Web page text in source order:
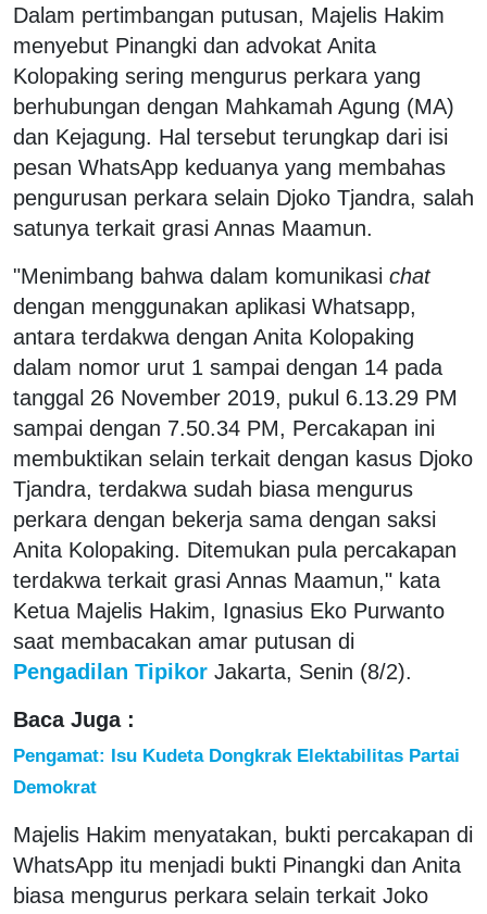
Dalam pertimbangan putusan, Majelis Hakim
menyebut Pinangki dan advokat Anita
Kolopaking sering mengurus perkara yang
berhubungan dengan Mahkamah Agung (MA)
dan Kejagung. Hal tersebut terungkap dari isi
pesan WhatsApp keduanya yang membahas
pengurusan perkara selain Djoko Tjandra, salah
satunya terkait grasi Annas Maamun.
"Menimbang bahwa dalam komunikasi chat
dengan menggunakan aplikasi Whatsapp,
antara terdakwa dengan Anita Kolopaking
dalam nomor urut 1 sampai dengan 14 pada
tanggal 26 November 2019, pukul 6.13.29 PM
sampai dengan 7.50.34 PM, Percakapan ini
membuktikan selain terkait dengan kasus Djoko
Tjandra, terdakwa sudah biasa mengurus
perkara dengan bekerja sama dengan saksi
Anita Kolopaking. Ditemukan pula percakapan
terdakwa terkait grasi Annas Maamun," kata
Ketua Majelis Hakim, Ignasius Eko Purwanto
saat membacakan amar putusan di
Pengadilan Tipikor Jakarta, Senin (8/2).
Baca Juga :
Pengamat: Isu Kudeta Dongkrak Elektabilitas Partai
Demokrat
Majelis Hakim menyatakan, bukti percakapan di
WhatsApp itu menjadi bukti Pinangki dan Anita
biasa mengurus perkara selain terkait Joko